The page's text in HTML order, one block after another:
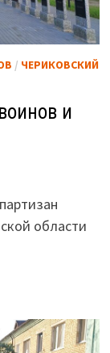
/ ЧЕРИКОВСКИЙ
и
области